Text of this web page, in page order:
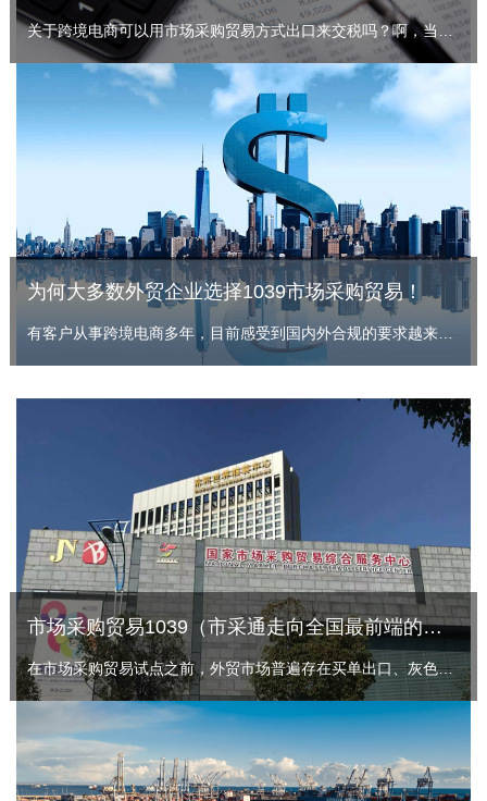
为何大多数外贸企业选择1039市场采购贸易！
有客户从事跨境电商多年，目前感受到国内外合规的要求越来高，因此寻求财税合规。
市场采购贸易1039（市采通走向全国最前端的常熟模式）
在市场采购贸易试点之前，外贸市场普遍存在买单出口、灰色收结汇问题。海关、税收、外汇等部门管理面临极大挑战，中小微企业想要合规通关也很难，双方都需找到一条合规出口通路。